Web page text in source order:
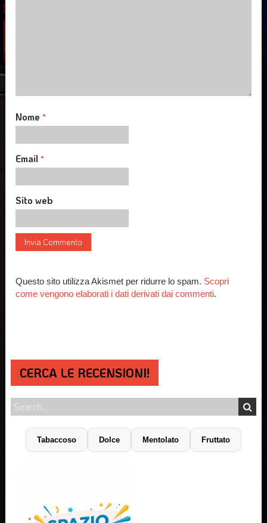
Nome*
Email*
Sito web
Questo sito utilizza Akismet per ridurre lo spam. Scopri
come vengono elaborati i dati derivati dai commenti.
CERCA LE RECENSIONI!
Tabaccoso Dolce Mentolato Fruttato